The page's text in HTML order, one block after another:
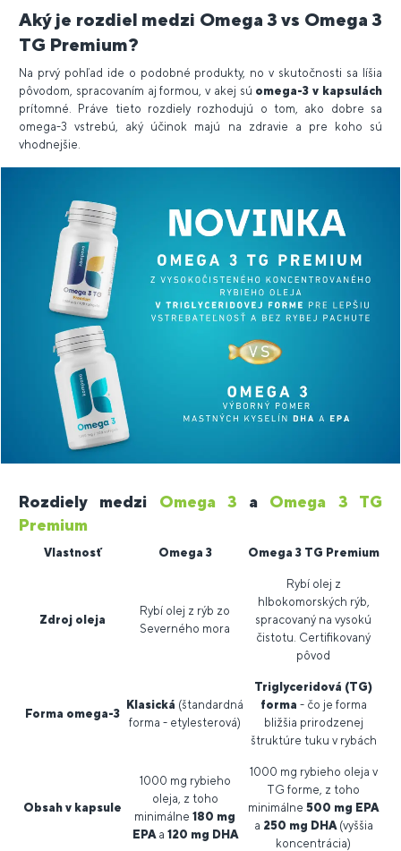
Aký je rozdiel medzi Omega 3 vs Omega 3
TG Premium?
Na prvý pohľad ide o podobné produkty, no v skutočnosti sa líšia
pôvodom, spracovaním aj formou, v akej sú omega-3 v kapsulách
prítomné. Práve tieto rozdiely rozhodujú o tom, ako dobre sa
omega-3 vstrebú, aký účinok majú na zdravie a pre koho sú
vhodnejšie.
Rozdiely medzi Omega 3 a Omega 3 TG
Premium
Vlastnosť Omega 3 Omega 3 TG Premium
Zdroj oleja
Rybí olej z rýb zo
Severného mora
Rybí olej z
hlbokomorských rýb,
spracovaný na vysokú
čistotu. Certifikovaný
pôvod
Forma omega-3
Klasická (štandardná
forma - etylesterová)
Triglyceridová (TG)
forma - čo je forma
bližšia prirodzenej
štruktúre tuku v rybách
Obsah v kapsule
1000 mg rybieho
oleja, z toho
minimálne 180 mg
EPAa 120 mg DHA
1000 mg rybieho oleja v
TG forme, z toho
minimálne 500 mg EPA
a 250 mg DHA(vyššia
koncentrácia)